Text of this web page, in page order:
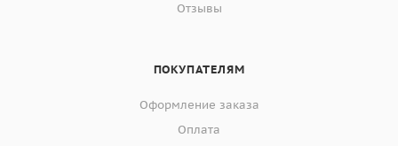
Отзывы
ПОКУПАТЕЛЯМ
Оформление заказа
Оплата